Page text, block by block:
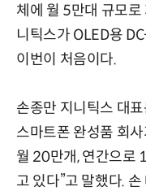
체에 월 5만대 규모
니틱스가 OLED용
이번이 처음이다.
손종만 지니틱스 대
스마트폰 완성품 회
월 20만개, 연간으로
고 있다”고 말했다.